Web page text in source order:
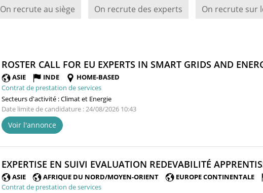
On recrute au siège On recrute des experts On recrute sur
ROSTER CALL FOR EU EXPERTS IN SMART GRIDS AND
ASIE INDE
HOME-BASED
Contrat de prestation de services
Secteurs d'activité :Climat et Energie
Date limite de candidature : 24/08/2026 10:43
Voir l'annonce
EXPERTISE EN SUIVI EVALUATION REDEVABILITÉ
ASIE AFRIQUE DU NORD/MOYEN-ORIENT EUROPE CONTINENTALE
Contrat de prestation de services